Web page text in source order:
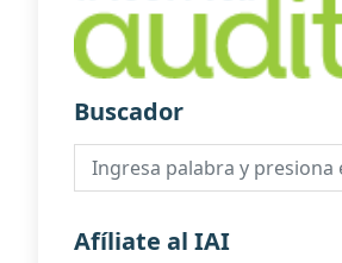
Buscador
Afíliate al IAI